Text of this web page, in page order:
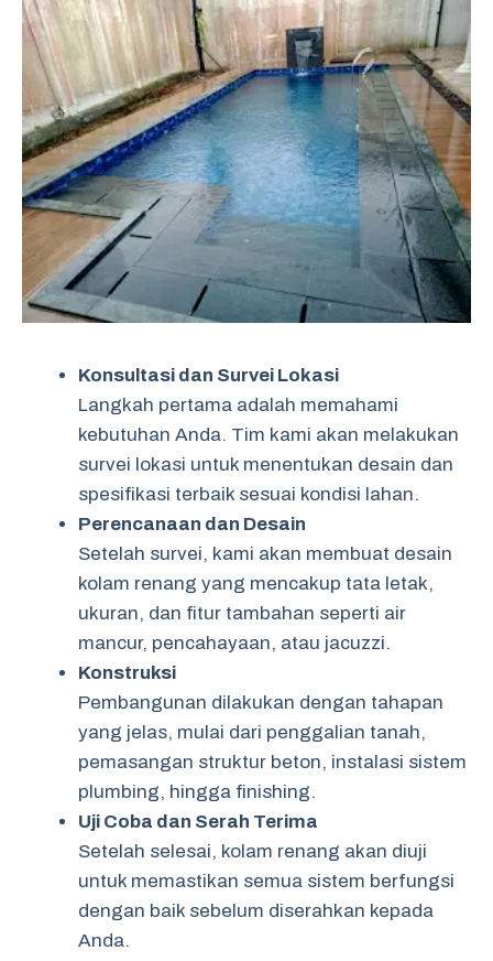
Konsultasi dan Survei Lokasi
Langkah pertama adalah memahami
kebutuhan Anda. Tim kami akan melakukan
survei lokasi untuk menentukan desain dan
spesifikasi terbaik sesuai kondisi lahan.
Perencanaan dan Desain
Setelah survei, kami akan membuat desain
kolam renang yang mencakup tata letak,
ukuran, dan fitur tambahan seperti air
mancur, pencahayaan, atau jacuzzi.
Konstruksi
Pembangunan dilakukan dengan tahapan
yang jelas, mulai dari penggalian tanah,
pemasangan struktur beton, instalasi sistem
plumbing, hingga finishing.
Uji Coba dan Serah Terima
Setelah selesai, kolam renang akan diuji
untuk memastikan semua sistem berfungsi
dengan baik sebelum diserahkan kepada
Anda.